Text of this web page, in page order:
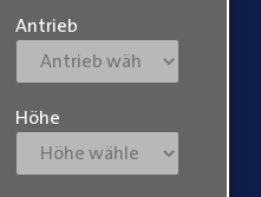
Antrieb
Höhe